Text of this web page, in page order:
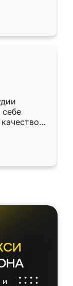
себе
почти
и